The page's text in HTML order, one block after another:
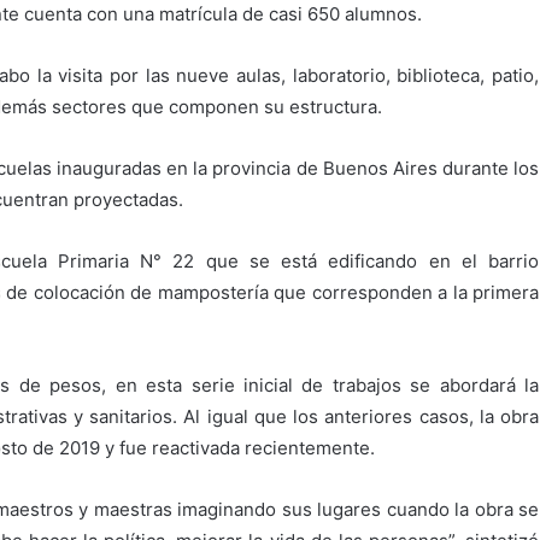
cuenta con una matrícula de casi 650 alumnos.
la visita por las nueve aulas, laboratorio, biblioteca, patio,
sectores que componen su estructura.
inauguradas en la provincia de Buenos Aires durante los
proyectadas.
Primaria N° 22 que se está edificando en el barrio
colocación de mampostería que corresponden a la primera
de pesos, en esta serie inicial de trabajos se abordará la
y sanitarios. Al igual que los anteriores casos, la obra
de 2019 y fue reactivada recientemente.
y maestras imaginando sus lugares cuando la obra se